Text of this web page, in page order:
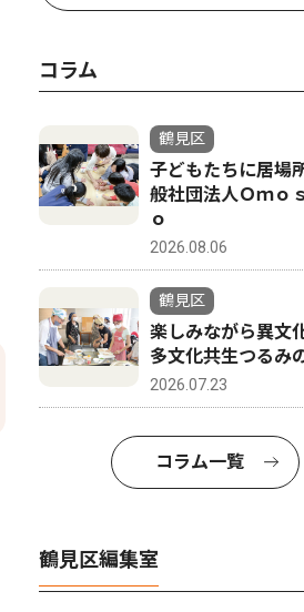
コラム
鶴見区
子どもたちに居
般社団法人Ｏｍｏ
ｏ
2026.08.06
鶴見区
楽しみながら異文
多文化共生つるみ
2026.07.23
コラム一覧
鶴見区編集室